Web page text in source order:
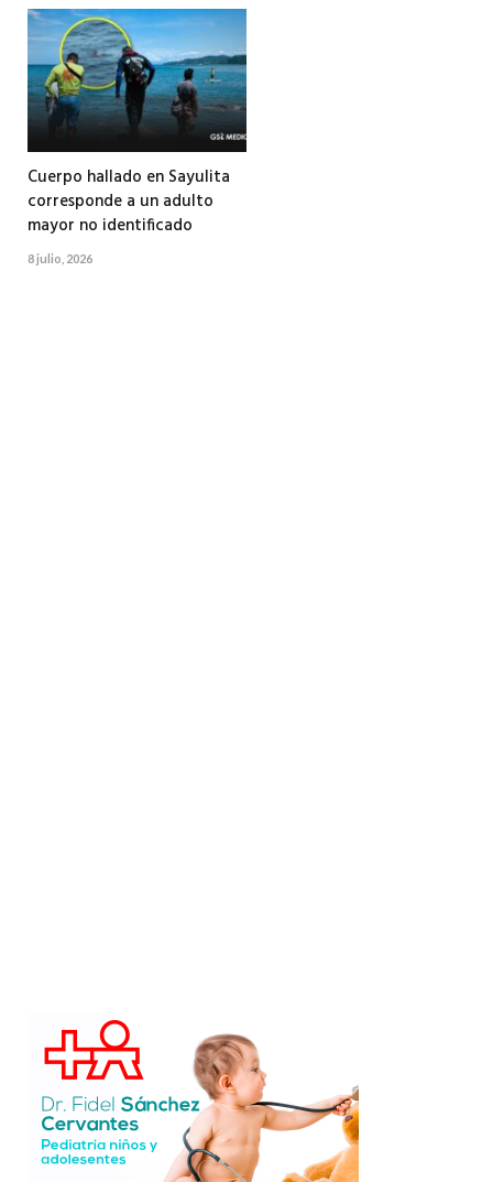
Cuerpo hallado en Sayulita
corresponde a un adulto
mayor no identificado
8 julio, 2026